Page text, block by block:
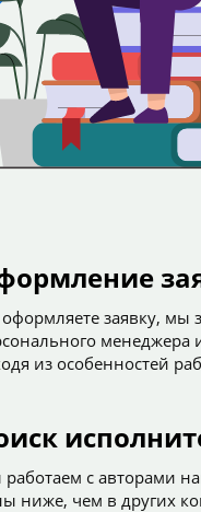
заявку, мы
менеджера
из особенностей
с авторами
ниже, чем в других